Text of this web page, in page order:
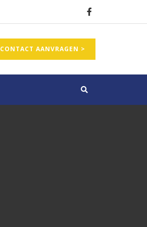
CONTACT AANVRAGEN >